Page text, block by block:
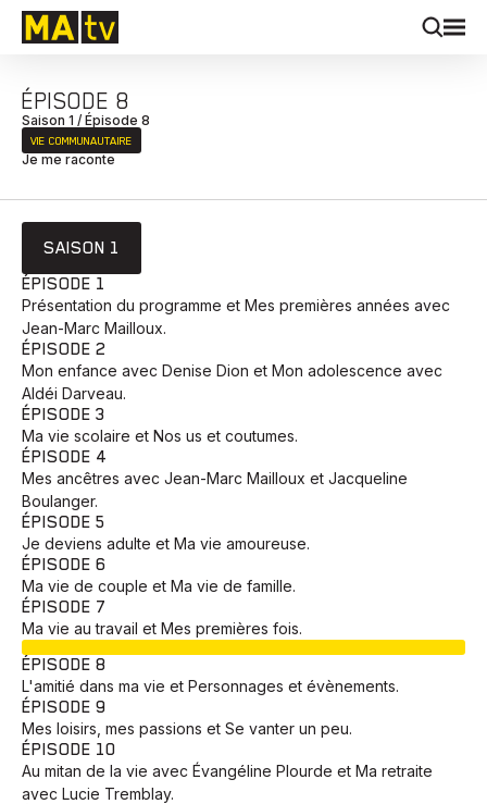
ÉPISODE 8
Saison 1 / Épisode 8
VIE COMMUNAUTAIRE
Je me raconte
SAISON 1
ÉPISODE 1
Présentation du programme et Mes premières années avec
Jean-Marc Mailloux.
ÉPISODE 2
Mon enfance avec Denise Dion et Mon adolescence avec
Aldéi Darveau.
ÉPISODE 3
Ma vie scolaire et Nos us et coutumes.
ÉPISODE 4
Mes ancêtres avec Jean-Marc Mailloux et Jacqueline
Boulanger.
ÉPISODE 5
Je deviens adulte et Ma vie amoureuse.
ÉPISODE 6
Ma vie de couple et Ma vie de famille.
ÉPISODE 7
Ma vie au travail et Mes premières fois.
ÉPISODE 8
L'amitié dans ma vie et Personnages et évènements.
ÉPISODE 9
Mes loisirs, mes passions et Se vanter un peu.
ÉPISODE 10
Au mitan de la vie avec Évangéline Plourde et Ma retraite
avec Lucie Tremblay.